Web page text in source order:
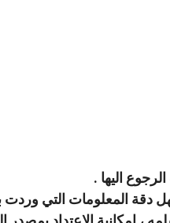
اليها .
المعلومات التي وردت